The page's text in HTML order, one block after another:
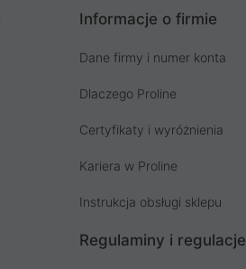
Informacje o firmie
Dane firmy i numer konta
Dlaczego Proline
Certyfikaty i wyróżnienia
Kariera w Proline
Instrukcja obsługi sklepu
Regulaminy i regulacje